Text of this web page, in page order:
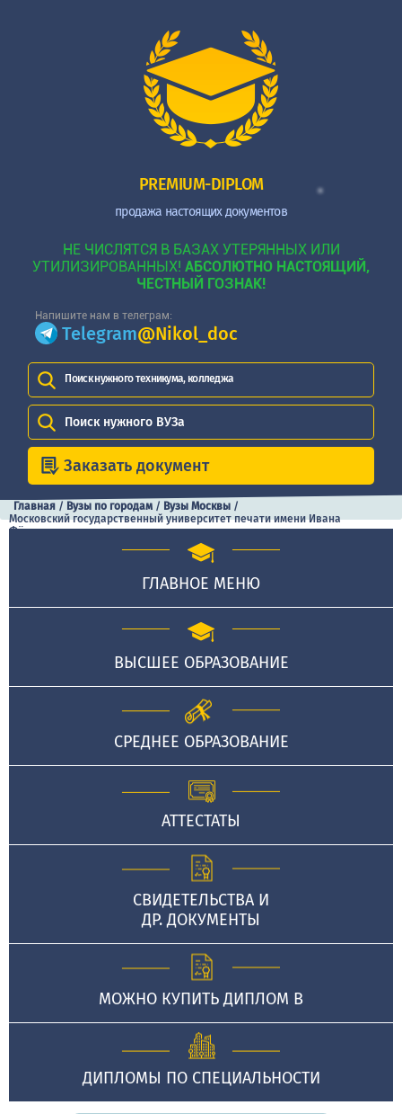
PREMIUM-DIPLOM
продажа настоящих документов
НЕ ЧИСЛЯТСЯ В БАЗАХ УТЕРЯННЫХ ИЛИ
УТИЛИЗИРОВАННЫХ! АБСОЛЮТНО НАСТОЯЩИЙ,
ЧЕСТНЫЙ ГОЗНАК!
Напишите нам в телеграм:
Telegram@Nikol_doc
Поиск нужного техникума, колледжа
Поиск нужного ВУЗа
Заказать документ
Главная / Вузы по городам / Вузы Москвы /
Московский государственный университет печати имени Ивана
Фёдорова
ГЛАВНОЕ МЕНЮ
ВЫСШЕЕ ОБРАЗОВАНИЕ
СРЕДНЕЕ ОБРАЗОВАНИЕ
АТТЕСТАТЫ
СВИДЕТЕЛЬСТВА И
ДР. ДОКУМЕНТЫ
МОЖНО КУПИТЬ ДИПЛОМ В
ДИПЛОМЫ ПО СПЕЦИАЛЬНОСТИ